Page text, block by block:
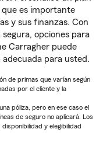
es importante
y sus finanzas. Con
opciones para
Carragher puede
adecuada para usted.
de primas que varían según
por el cliente y la
póliza, pero en ese caso el
de seguro no aplicará. Los
y elegibilidad